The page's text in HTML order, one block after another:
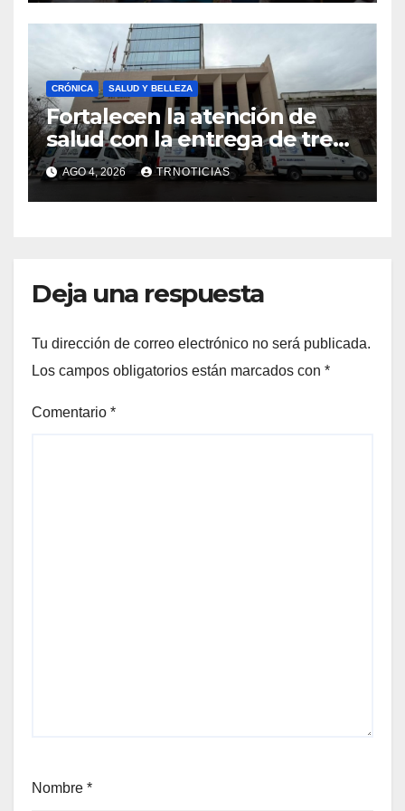
emprendimiento
CRÓNICA SALUD Y BELLEZA
Fortalecen la atención de
salud con la entrega de tres
nuevas ambulancias para
Cauquenes y Sagrada Familia
AGO 4, 2026 TRNOTICIAS
Deja una respuesta
Tu dirección de correo electrónico no será publicada.
Los campos obligatorios están marcados con *
Comentario *
Nombre *